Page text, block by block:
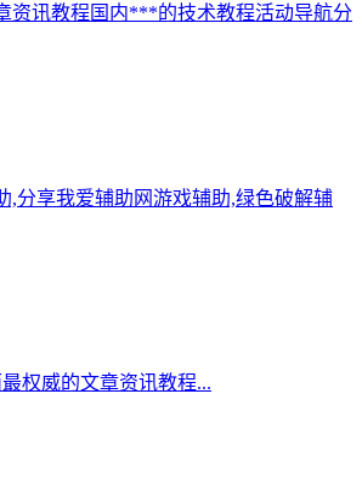
资讯教程国内***的技术教程活动导航分
,分享我爱辅助网游戏辅助,绿色破解辅
权威的文章资讯教程...